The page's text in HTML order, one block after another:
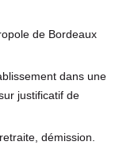
de Bordeaux
dans une
justificatif de
démission.